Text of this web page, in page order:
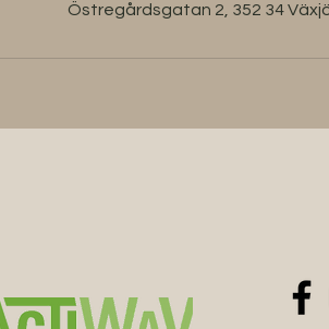
Östregårdsgatan 2, 352 34